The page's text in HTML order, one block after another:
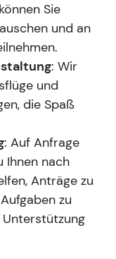
Sie
und an
: Wir
und
die Spaß
: Auf Anfrage
Ihnen nach
Anträge zu
zu